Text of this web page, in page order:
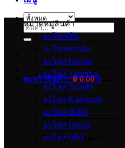
ค้นหา:
ตะกร้าสินค้า /฿0.00 0
ไม่มีสินค้าในตะกร้า
หมวดหมู่สินค้า
อะไหล่เดิม
อะไหล่ตกแต่ง
อะไหล่ Honda
อะไหล่ Yamaha
อะไหล่ Suzuki
อะไหล่ Kawasaki
อะไหล่ BMW
อะไหล่ Ducati
อะไหล่ GPX